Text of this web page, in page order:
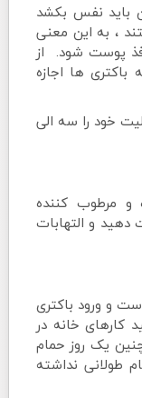
باید نفس بکشد
، به این معنی
پوست شود. از
باکتری ها اجازه
خود را سه الی
مرطوب کننده
و التهابات
و ورود باکتری
کارهای خانه در
یک روز حمام
طولانی نداشته